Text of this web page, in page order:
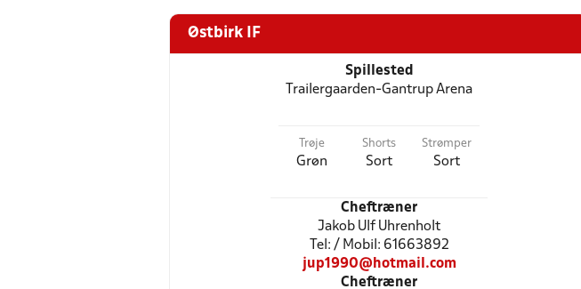
Østbirk IF
Spillested
Trailergaarden-Gantrup Arena
Trøje
Grøn
Shorts
Sort
Strømper
Sort
Cheftræner
Jakob Ulf Uhrenholt
Tel: / Mobil: 61663892
jup1990@hotmail.com
Cheftræner